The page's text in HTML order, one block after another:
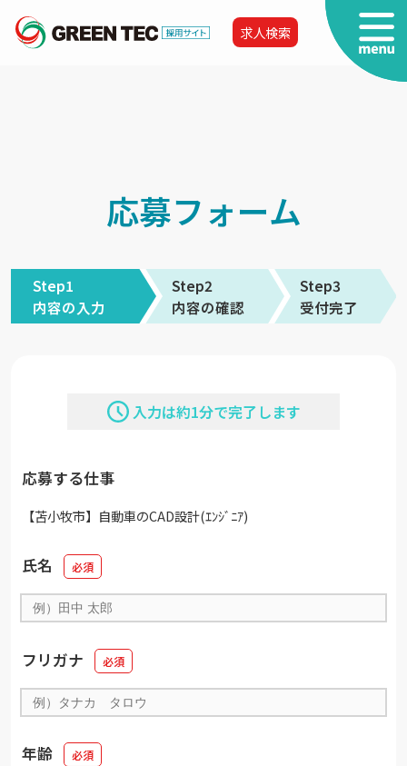
求人検索
応募フォーム
Step1
内容の入力
Step2
内容の確認
Step3
受付完了
入力は約1分で完了します
応募する仕事
【苫小牧市】自動車のCAD設計(ｴﾝｼﾞﾆｱ)
氏名
フリガナ
年齢